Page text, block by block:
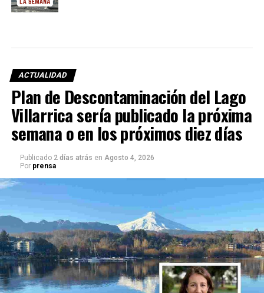
ACTUALIDAD
Plan de Descontaminación del Lago
Villarrica sería publicado la próxima
semana o en los próximos diez días
Publicado 2 días atrás en Agosto 4, 2026
Por prensa